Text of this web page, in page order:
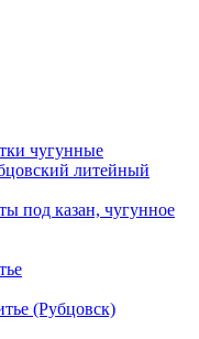
чугунные
литейный
под казан, чугунное
(Рубцовск)